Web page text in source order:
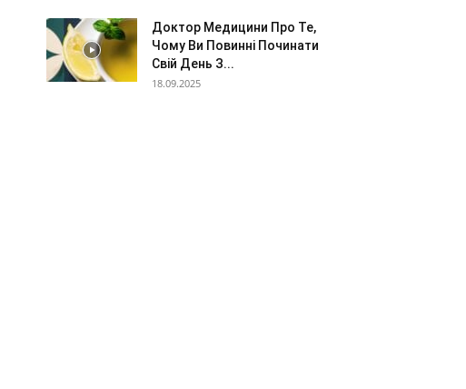
Доктор Медицини Про Те,
Чому Ви Повинні Починати
Свій День З...
18.09.2025